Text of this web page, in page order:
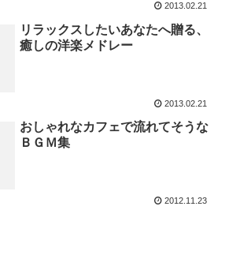
2013.02.21
リラックスしたいあなたへ贈る、
癒しの洋楽メドレー
2013.02.21
おしゃれなカフェで流れてそうな
ＢＧＭ集
2012.11.23